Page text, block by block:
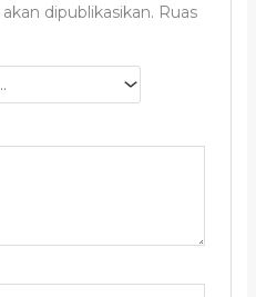
dipublikasikan. Ruas